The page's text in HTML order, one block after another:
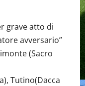
grave atto di
avversario”
(Sacro
Tutino(Dacca